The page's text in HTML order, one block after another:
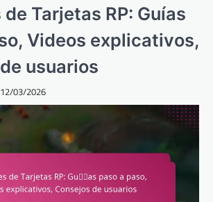
Tarjetas RP: Guías
Videos explicativos,
usuarios
12/03/2026